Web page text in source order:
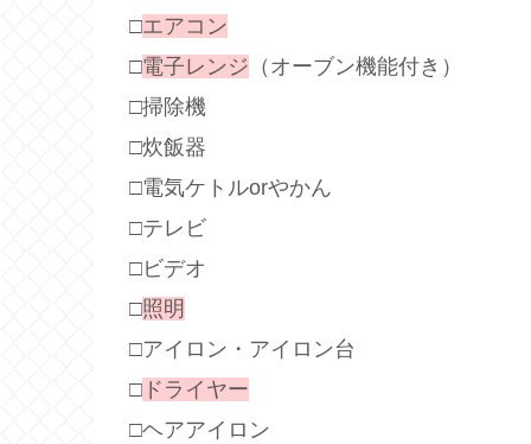
□エアコン
□電子レンジ （オーブン機能付き）
□掃除機
□炊飯器
□電気ケトルorやかん
□テレビ
□ビデオ
□照明
□アイロン・アイロン台
□ ドライヤー
□ヘアアイロン